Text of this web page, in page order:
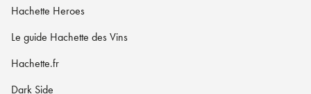
Hachette Heroes
Le guide Hachette des Vins
Hachette.fr
Dark Side